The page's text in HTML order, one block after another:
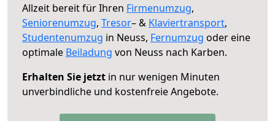
Allzeit bereit für Ihren Firmenumzug,
Seniorenumzug, Tresor– & Klaviertransport,
Studentenumzug in Neuss, Fernumzug oder eine
optimale Beiladung von Neuss nach Karben.
Erhalten Sie jetzt in nur wenigen Minuten
unverbindliche und kostenfreie Angebote.